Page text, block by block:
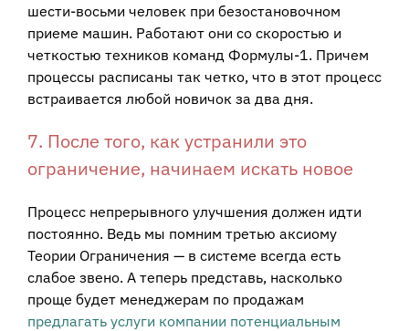
шести-восьми человек при безостановочном
приеме машин. Работают они со скоростью и
четкостью техников команд Формулы-1. Причем
процессы расписаны так четко, что в этот процесс
встраивается любой новичок за два дня.
7. После того, как устранили это
ограничение, начинаем искать новое
Процесс непрерывного улучшения должен идти
постоянно. Ведь мы помним третью аксиому
Теории Ограничения — в системе всегда есть
слабое звено. А теперь представь, насколько
проще будет менеджерам по продажам
предлагать услуги компании потенциальным